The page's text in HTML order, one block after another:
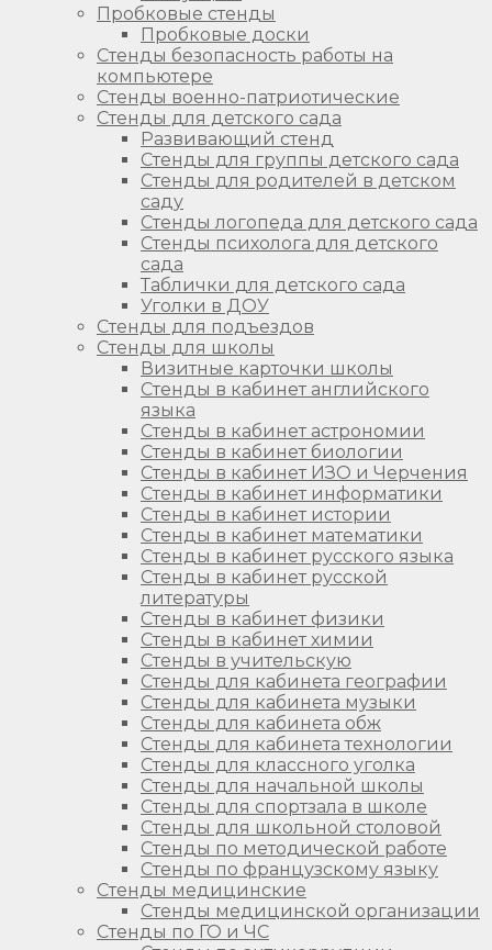
Пробковые стенды
Пробковые доски
Стенды безопасность работы на
компьютере
Стенды военно-патриотические
Стенды для детского сада
Развивающий стенд
Стенды для группы детского сада
Стенды для родителей в детском
саду
Стенды логопеда для детского сада
Стенды психолога для детского
сада
Таблички для детского сада
Уголки в ДОУ
Стенды для подъездов
Стенды для школы
Визитные карточки школы
Стенды в кабинет английского
языка
Стенды в кабинет астрономии
Стенды в кабинет биологии
Стенды в кабинет ИЗО и Черчения
Стенды в кабинет информатики
Стенды в кабинет истории
Стенды в кабинет математики
Стенды в кабинет русского языка
Стенды в кабинет русской
литературы
Стенды в кабинет физики
Стенды в кабинет химии
Стенды в учительскую
Стенды для кабинета географии
Стенды для кабинета музыки
Стенды для кабинета обж
Стенды для кабинета технологии
Стенды для классного уголка
Стенды для начальной школы
Стенды для спортзала в школе
Стенды для школьной столовой
Стенды по методической работе
Стенды по французскому языку
Стенды медицинские
Стенды медицинской организации
Стенды по ГО и ЧС